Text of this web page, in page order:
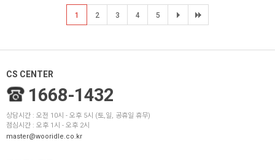
1 2 3 4 5
CS CENTER
1668-1432
상담시간 : 오전 10시 - 오후 5시 (토,일, 공휴일 휴무)
점심시간 : 오후 1시 - 오후 2시
master@wooridle.co.kr